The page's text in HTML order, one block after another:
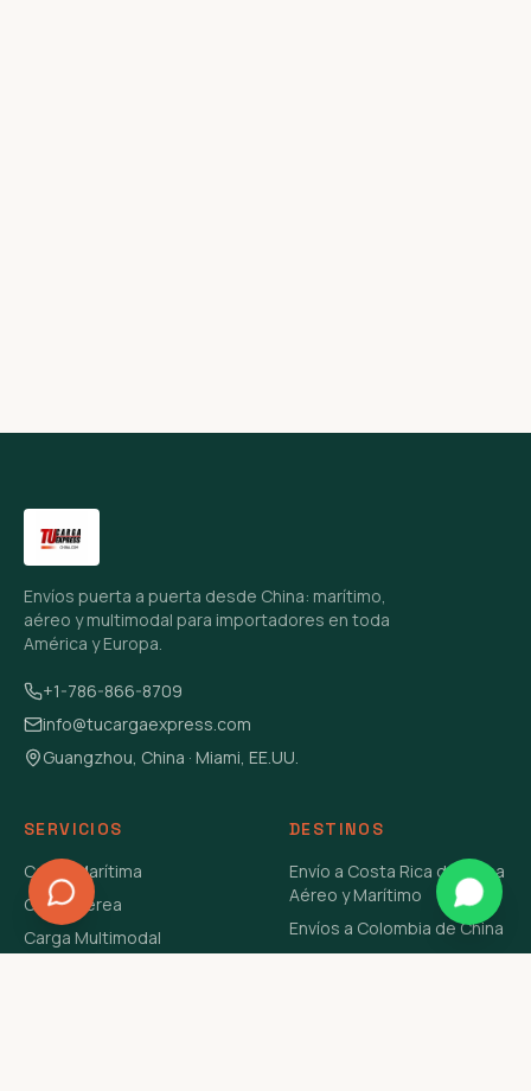
Envíos puerta a puerta desde China: marítimo,
aéreo y multimodal para importadores en toda
América y Europa.
+1-786-866-8709
info@tucargaexpress.com
Guangzhou, China · Miami, EE.UU.
SERVICIOS
Carga Marítima
Carga Aérea
Carga Multimodal
DESTINOS
Envío a Costa Rica de China
Aéreo y Marítimo
Envíos a Colombia de China